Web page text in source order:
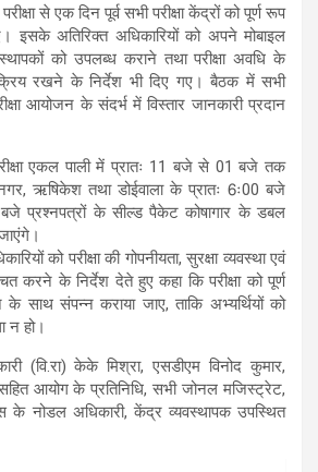
से एक दिन पूर्व सभी परीक्षा केंद्रों को पूर्ण रूप
इसके अतिरिक्त अधिकारियों को अपने मोबाइल
को उपलब्ध कराने तथा परीक्षा अवधि के
रखने के निर्देश भी दिए गए। बैठक में सभी
आयोजन के संदर्भ में विस्तार जानकारी प्रदान
एकल पाली में प्रातः 11 बजे से 01 बजे तक
ऋषिकेश तथा डोईवाला के प्रातः 6ः00 बजे
प्रश्नपत्रों के सील्ड पैकेट कोषागार के डबल
को परीक्षा की गोपनीयता, सुरक्षा व्यवस्था एवं
करने के निर्देश देते हुए कहा कि परीक्षा को पूर्ण
के साथ संपन्न कराया जाए, ताकि अभ्यर्थियों को
न हो।
(वि.रा) केके मिश्रा, एसडीएम विनोद कुमार,
सहित आयोग के प्रतिनिधि, सभी जोनल मजिस्ट्रेट,
के नोडल अधिकारी, केंद्र व्यवस्थापक उपस्थित